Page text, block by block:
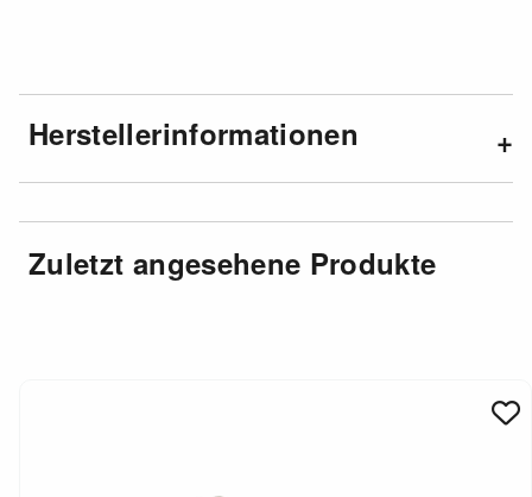
Herstellerinformationen
Zuletzt angesehene Produkte